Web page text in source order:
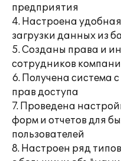
предприятия
4. Настроена
загрузки данных из
5. Созданы права и
сотрудников
6. Получена система
прав доступа
7. Проведена
форм и отчетов для
пользователей
8. Настроен ряд